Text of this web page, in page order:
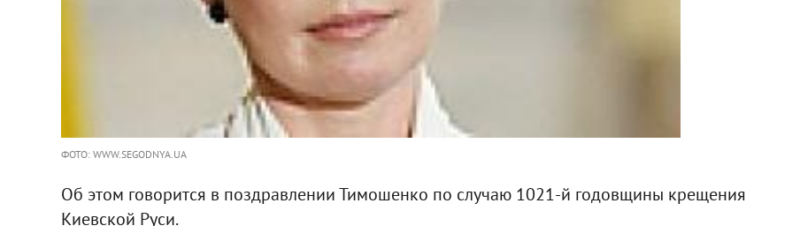
ФОТО: WWW.SEGODNYA.UA
Об этом говорится в поздравлении Тимошенко по случаю 1021-й годовщины крещения
Киевской Руси.